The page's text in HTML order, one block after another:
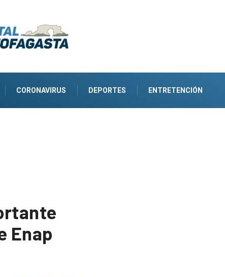
CORONAVIRUS DEPORTES ENTRETENCIÓN
Enap